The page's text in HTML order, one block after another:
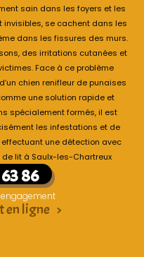
sain dans les foyers et les
invisibles, se cachent dans les
dans les fissures des murs.
des irritations cutanées et
Face à ce problème
chien renifleur de punaises
une solution rapide et
spécialement formés, il est
les infestations et de
une détection avec
de lit à Saulx-les-Chartreux
86
engagement
en ligne >